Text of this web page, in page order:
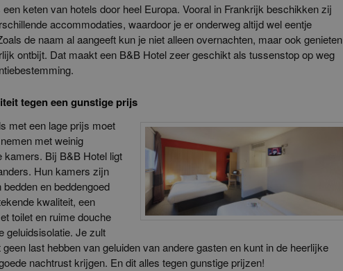
keten van hotels door heel Europa. Vooral in Frankrijk beschikken zij
accommodaties, waardoor je er onderweg altijd wel eentje
de naam al aangeeft kun je niet alleen overnachten, maar ook genieten
ontbijt. Dat maakt een B&B Hotel zeer geschikt als tussenstop op weg
tegen een gunstige prijs
met een lage prijs moet
met weinig
kamers. Bij B&B Hotel ligt
Hun kamers zijn
en beddengoed
kwaliteit, een
toilet en ruime douche
geluidsisolatie. Je zult
last hebben van geluiden van andere gasten en kunt in de heerlijke
nachtrust krijgen. En dit alles tegen gunstige prijzen!